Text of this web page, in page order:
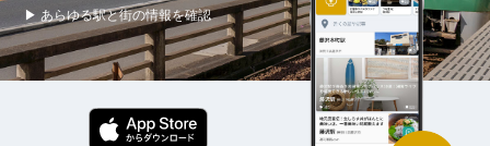
▶ あらゆる駅と街の情報を確認